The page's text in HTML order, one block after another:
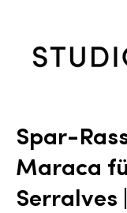
Spar-
Maraca
Serralves